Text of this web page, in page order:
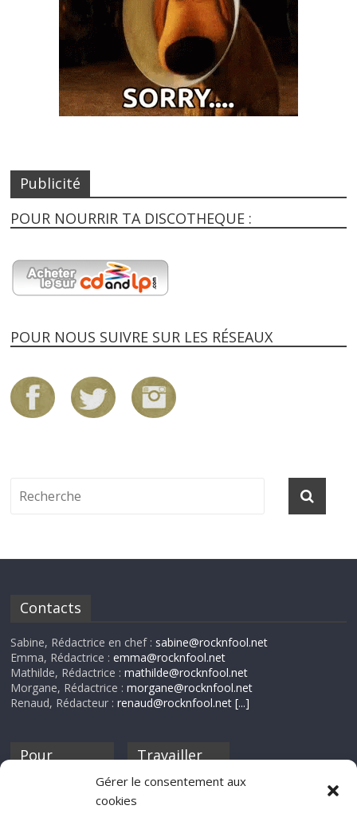
Gérer le consentement aux
cookies
Publicité
POUR NOURRIR TA DISCOTHEQUE :
POUR NOUS SUIVRE SUR LES RÉSEAUX
Contacts
Sabine, Rédactrice en chef : sabine@rocknfool.net
Emma, Rédactrice :emma@rocknfool.net
Mathilde, Rédactrice :mathilde@rocknfool.net
Morgane, Rédactrice :morgane@rocknfool.net
Renaud, Rédacteur :renaud@rocknfool.net [...]
Pour
discothèque
Travailler
Si tu souhaites